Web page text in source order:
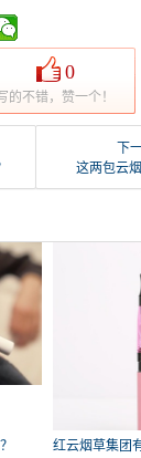
0
的不错，赞一个！
下
这两包云
红云烟草集团